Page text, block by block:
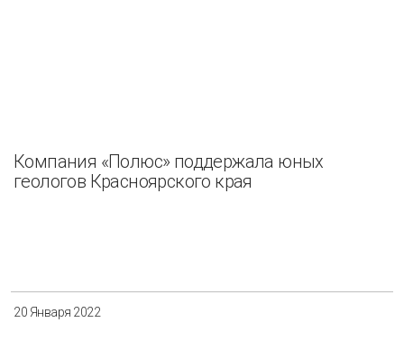
Компания «Полюс» поддержала юных
геологов Красноярского края
20 Января 2022